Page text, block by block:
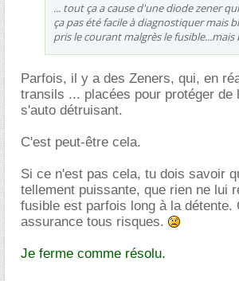
... tout ça a cause d'une diode zener
ça pas été facile à diagnostiquer mais
pris le courant malgrès le fusible...mais
Parfois, il y a des Zeners, qui, en
transils ... placées pour protéger de
s'auto détruisant.
C'est peut-être cela.
Si ce n'est pas cela, tu dois savoir
tellement puissante, que rien ne lui
fusible est parfois long à la détente.
assurance tous risques.
Je ferme comme résolu.